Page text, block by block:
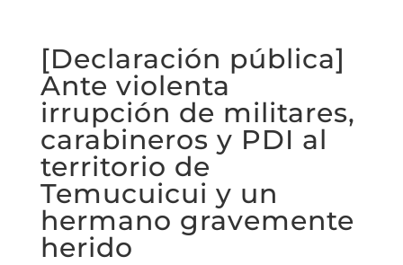
[Declaración pública]
Ante violenta
irrupción de militares,
carabineros y PDI al
territorio de
Temucuicui y un
hermano gravemente
herido